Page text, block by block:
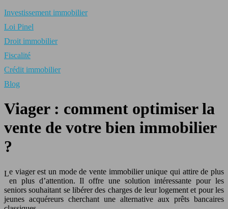
Investissement immobilier
Loi Pinel
Droit immobilier
Fiscalité
Crédit immobilier
Blog
Viager : comment optimiser la
vente de votre bien immobilier
?
Le viager est un mode de vente immobilier unique qui attire de plus
en plus d’attention. Il offre une solution intéressante pour les
seniors souhaitant se libérer des charges de leur logement et pour les
jeunes acquéreurs cherchant une alternative aux prêts bancaires